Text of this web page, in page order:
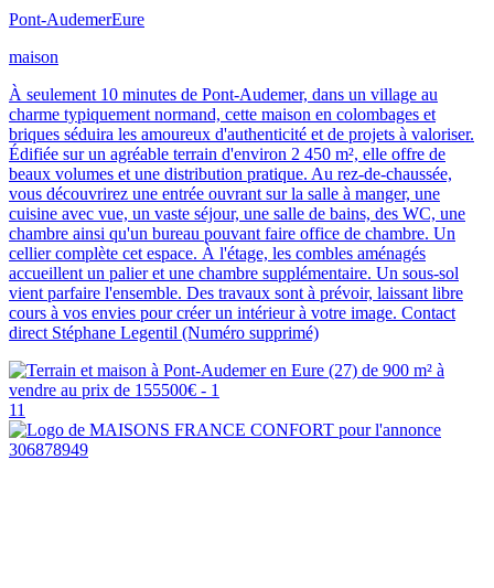
Pont-AudemerEure
maison
À seulement 10 minutes de Pont-Audemer, dans un village au
charme typiquement normand, cette maison en colombages et
briques séduira les amoureux d'authenticité et de projets à valoriser.
Édifiée sur un agréable terrain d'environ 2 450 m², elle offre de
beaux volumes et une distribution pratique. Au rez-de-chaussée,
vous découvrirez une entrée ouvrant sur la salle à manger, une
cuisine avec vue, un vaste séjour, une salle de bains, des WC, une
chambre ainsi qu'un bureau pouvant faire office de chambre. Un
cellier complète cet espace. À l'étage, les combles aménagés
accueillent un palier et une chambre supplémentaire. Un sous-sol
vient parfaire l'ensemble. Des travaux sont à prévoir, laissant libre
cours à vos envies pour créer un intérieur à votre image. Contact
direct Stéphane Legentil (Numéro supprimé)
11